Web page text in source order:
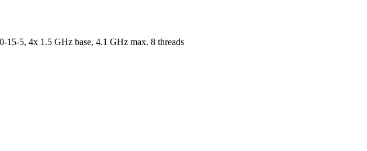
5, 4x 1.5 GHz base, 4.1 GHz max. 8 threads